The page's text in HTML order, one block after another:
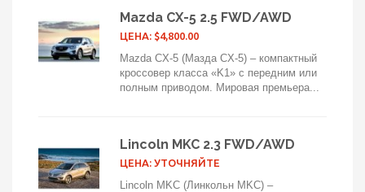
Mazda CX-5 2.5 FWD/AWD
ЦЕНА: $4,800.00
Mazda CX-5 (Мазда CX-5) – компактный
кроссовер класса «K1» с передним или
полным приводом. Мировая премьера...
Lincoln MKC 2.3 FWD/AWD
ЦЕНА: УТОЧНЯЙТЕ
Lincoln MKC (Линкольн MKC) –